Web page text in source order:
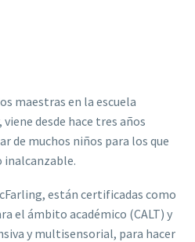
maestras en la escuela
desde hace tres años
de muchos niños para los que
inalcanzable.
están certificadas como
el ámbito académico (CALT) y
y multisensorial, para hacer